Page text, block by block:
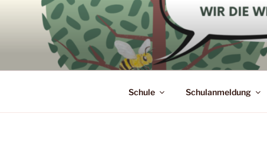
Schule Schulanmeldung